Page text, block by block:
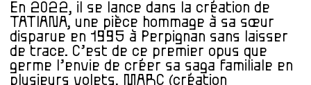
En 2022, il se lance dans la création de
TATIANA, une pièce hommage à sa sœur
disparue en 1995 à Perpignan sans laisser
de trace. C’est de ce premier opus que
germe l’envie de créer sa saga familiale en
plusieurs volets, MARC (création